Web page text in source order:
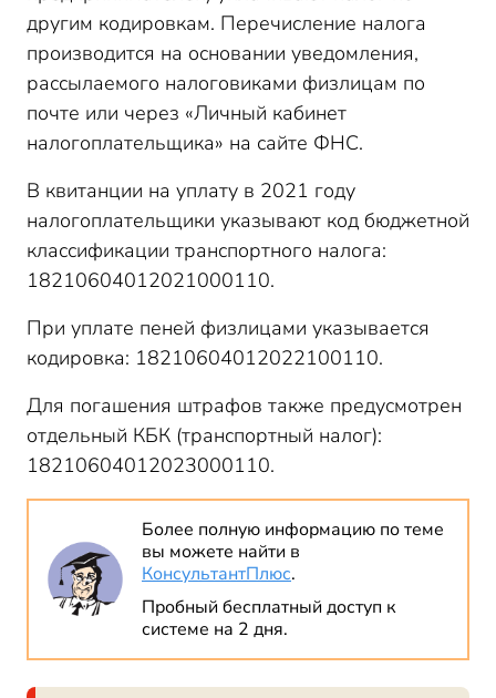
другим кодировкам. Перечисление налога
производится на основании уведомления,
рассылаемого налоговиками физлицам по
почте или через «Личный кабинет
налогоплательщика» на сайте ФНС.
В квитанции на уплату в 2021 году
налогоплательщики указывают код бюджетной
классификации транспортного налога:
18210604012021000110.
При уплате пеней физлицами указывается
кодировка: 18210604012022100110.
Для погашения штрафов также предусмотрен
отдельный КБК (транспортный налог):
18210604012023000110.
Более полную информацию по теме
вы можете найти в
КонсультантПлюс.
Пробный бесплатный доступ к
системе на 2 дня.